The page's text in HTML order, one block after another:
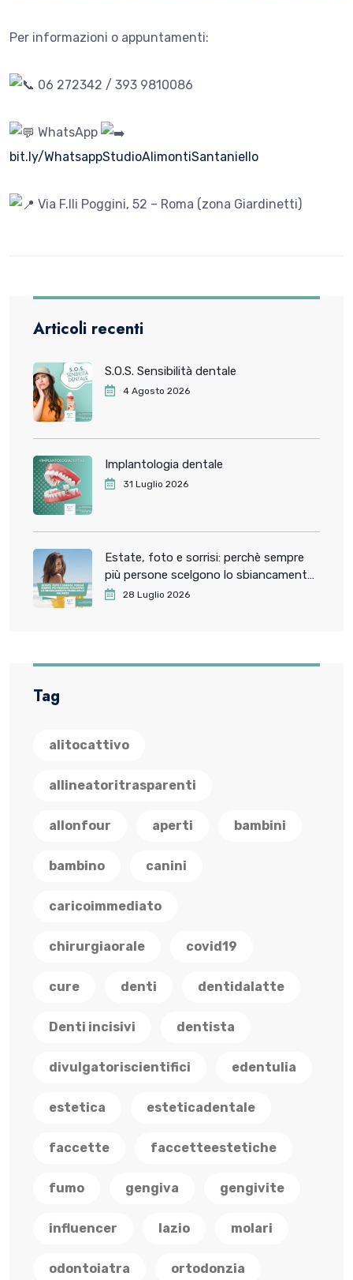
Per informazioni o appuntamenti:
06 272342 / 393 9810086
WhatsApp
bit.ly/WhatsappStudioAlimontiSantaniello
Via F.lli Poggini, 52 – Roma (zona Giardinetti)
Articoli recenti
S.O.S. Sensibilità dentale
4 Agosto 2026
Implantologia dentale
31 Luglio 2026
Estate, foto e sorrisi: perchè sempre
più persone scelgono lo sbiancamento
dentale prima delle vacanze
28 Luglio 2026
Tag
alitocattivo
allineatoritrasparenti
allonfour aperti bambini
bambino canini
caricoimmediato
chirurgiaorale covid19
cure denti dentidalatte
Denti incisivi dentista
divulgatoriscientifici edentulia
estetica esteticadentale
faccette faccetteestetiche
fumo gengiva gengivite
influencer lazio molari
odontoiatra ortodonzia